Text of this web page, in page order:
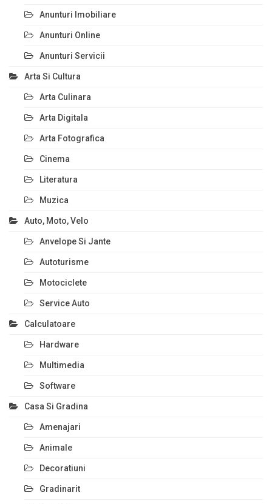
Anunturi Imobiliare
Anunturi Online
Anunturi Servicii
Arta Si Cultura
Arta Culinara
Arta Digitala
Arta Fotografica
Cinema
Literatura
Muzica
Auto, Moto, Velo
Anvelope Si Jante
Autoturisme
Motociclete
Service Auto
Calculatoare
Hardware
Multimedia
Software
Casa Si Gradina
Amenajari
Animale
Decoratiuni
Gradinarit